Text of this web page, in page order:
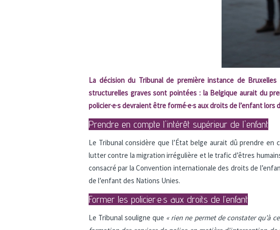
La décision du Tribunal de première instance de
structurelles graves sont pointées : la Belgique aurait du
policier·e·s devraient être formé·e·s aux droits de l’enfant
Prendre en compte l'intérêt supérieur de l'enfant
Le Tribunal considère que l’État belge aurait dû prendre en
lutter contre la migration irrégulière et le trafic d’êtres
consacré par la Convention internationale des droits de
de l’enfant des Nations Unies.
Former les policier·e·s aux droits de l’enfant
Le Tribunal souligne que « rien ne permet de constater qu’à